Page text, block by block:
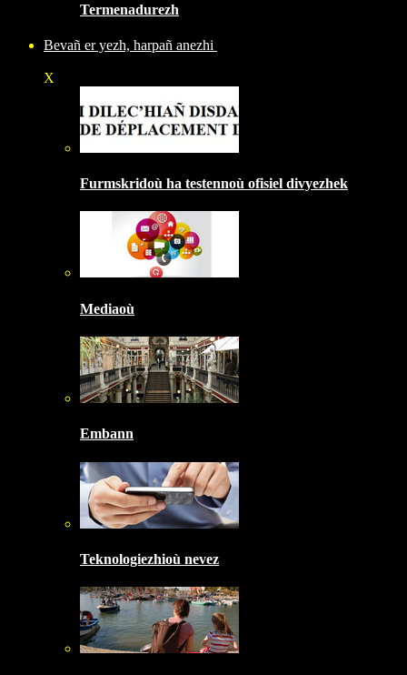
Termenadurezh
Bevañ er yezh, harpañ anezhi
X
Furmskridoù ha testennoù ofisiel divyezhek
Mediaoù
Embann
Teknologiezhioù nevez